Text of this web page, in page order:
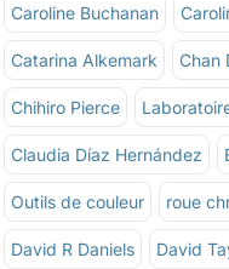
Caroline Buchanan
Catarina Alkemark Chan
Chihiro Pierce
Claudia Díaz Hernández
Outils de couleur roue
David R Daniels David